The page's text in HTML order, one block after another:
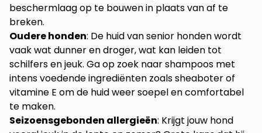
beschermlaag op te bouwen in plaats van af te
breken.
Oudere honden: De huid van senior honden wordt
vaak wat dunner en droger, wat kan leiden tot
schilfers en jeuk. Ga op zoek naar shampoos met
intens voedende ingrediënten zoals sheaboter of
vitamine E om de huid weer soepel en comfortabel
te maken.
Seizoensgebonden allergieën: Krijgt jouw hond